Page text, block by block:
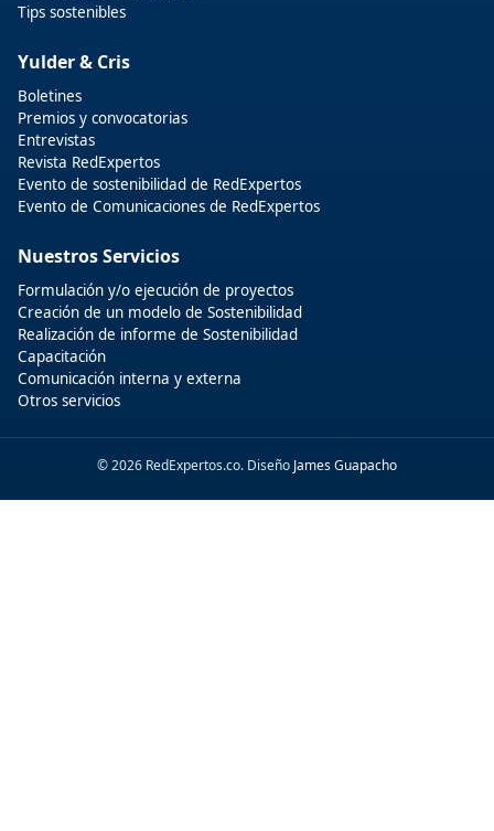
Tips sostenibles
Yulder & Cris
Boletines
Premios y convocatorias
Entrevistas
Revista RedExpertos
Evento de sostenibilidad de RedExpertos
Evento de Comunicaciones de RedExpertos
Nuestros Servicios
Formulación y/o ejecución de proyectos
Creación de un modelo de Sostenibilidad
Realización de informe de Sostenibilidad
Capacitación
Comunicación interna y externa
Otros servicios
© 2026 RedExpertos.co. Diseño James Guapacho